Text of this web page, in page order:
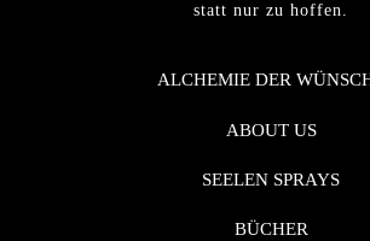
statt nur zu hoffen.
ALCHEMIE DER
ABOUT US
SEELEN SPRAYS
BÜCHER